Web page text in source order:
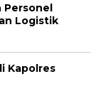
Personel
Logistik
Kapolres